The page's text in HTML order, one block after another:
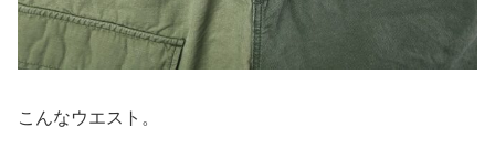
こんなウエスト。